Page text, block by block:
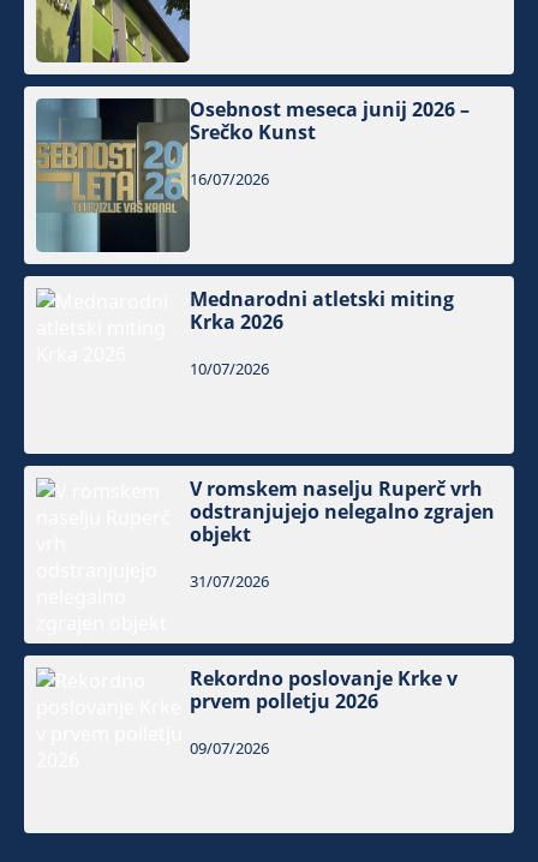
Osebnost meseca junij 2026 –
Srečko Kunst
16/07/2026
Mednarodni atletski miting
Krka 2026
10/07/2026
V romskem naselju Ruperč vrh
odstranjujejo nelegalno zgrajen
objekt
31/07/2026
Rekordno poslovanje Krke v
prvem polletju 2026
09/07/2026